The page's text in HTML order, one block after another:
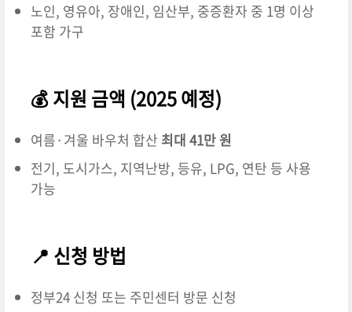
노인, 영유아, 장애인, 임산부, 중증환자 중 1명 이상
포함 가구
💰 지원 금액 (2025 예정)
여름·겨울 바우처 합산 최대 41만 원
전기, 도시가스, 지역난방, 등유, LPG, 연탄 등 사용
가능
📍 신청 방법
정부24 신청 또는 주민센터 방문 신청